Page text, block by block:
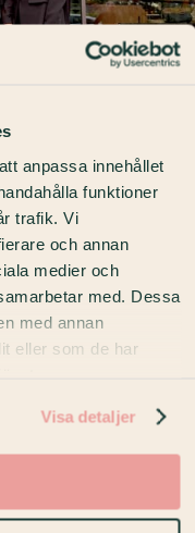
anpassa innehållet
funktioner
trafik. Vi
och annan
medier och
med. Dessa
med annan
eller som de har
Visa detaljer